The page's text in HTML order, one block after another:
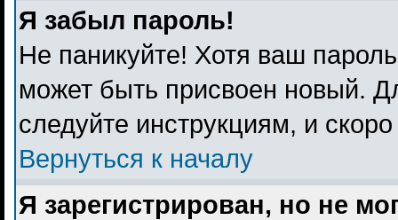
Я забыл пароль!
Не паникуйте! Хотя ваш
может быть присвоен новый.
следуйте инструкциям, и
Вернуться к началу
Я зарегистрирован, но не